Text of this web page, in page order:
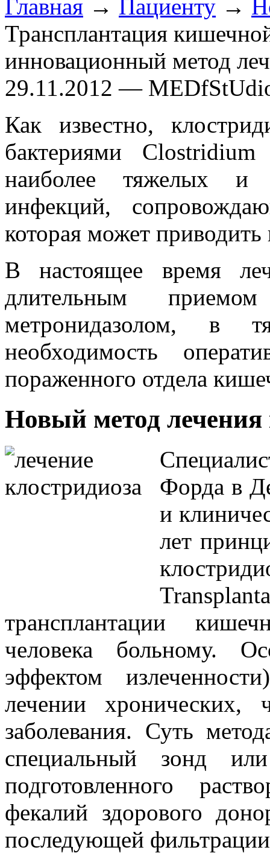
Главная → Пациенту →
Трансплантация
инновационный метод
29.11.2012 —
Как известно,
бактериями
наиболее тяжелых и
инфекций,
которая может приводить
В настоящее время
длительным
метронидазолом, в
необходимость
пораженного отдела
Новый метод лечения
Форда в
и
лет
трансплантации
человека больному.
эффектом
лечении хронических,
заболевания. Суть
специальный зонд
подготовленного
фекалий здорового
последующей